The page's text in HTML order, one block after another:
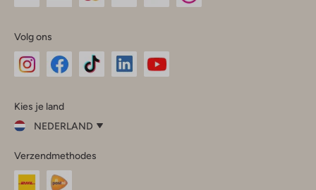
Volg ons
InstagramFacebook
Kies je land
NEDERLAND
je
land
Verzendmethodes